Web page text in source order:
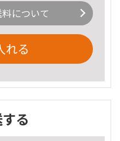
について
れる
る